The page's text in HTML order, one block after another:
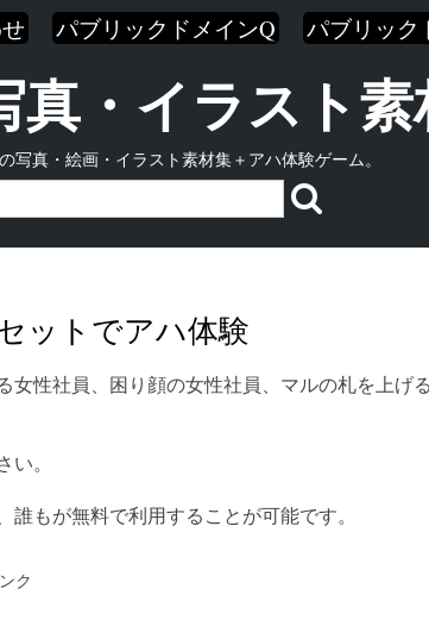
パブリックドメインQ パブリック
真・イラスト素
真・絵画・イラスト素材集＋アハ体験ゲーム。
ットでアハ体験
性社員、困り顔の女性社員、マルの札を上げ
い。
もが無料で利用することが可能です。
ク